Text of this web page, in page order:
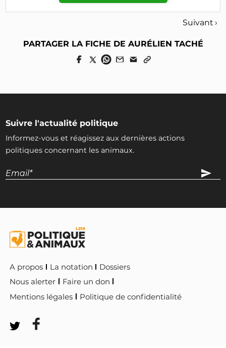
Suivant ›
PARTAGER LA FICHE DE AURÉLIEN TACHÉ
Suivre l'actualité politique
Informez-vous et réagissez aux dernières actions
politiques concernant les animaux.
A propos La notation
Dossiers
Nous alerter
Faire un don
Mentions légales
Politique de confidentialité